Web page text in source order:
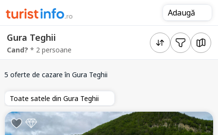
Adaugă
Gura Teghii
Cand? * 2 persoane
5 oferte de cazareîn Gura Teghii
Toate satele din Gura Teghii